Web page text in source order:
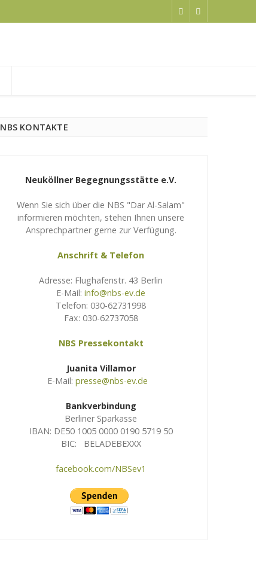
NBS KONTAKTE
Neuköllner Begegnungsstätte e.V.
Wenn Sie sich über die NBS "Dar Al-Salam"
informieren möchten, stehen Ihnen unsere
Ansprechpartner gerne zur Verfügung.
Anschrift & Telefon
Adresse: Flughafenstr. 43 Berlin
E-Mail:info@nbs-ev.de
Telefon: 030-62731998
Fax: 030-62737058
NBS Pressekontakt
Juanita Villamor
E-Mail: presse@nbs-ev.de
Bankverbindung
Berliner Sparkasse
IBAN: DE50 1005 0000 0190 5719 50
BIC: BELADEBEXXX
facebook.com/NBSev1